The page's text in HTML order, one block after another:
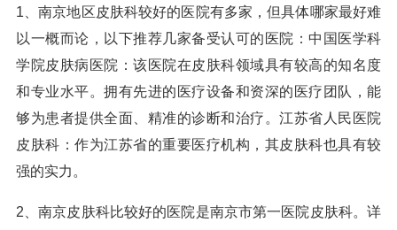
1、南京地区皮肤科较好的医院有多家，但具体哪家最好难
以一概而论，以下推荐几家备受认可的医院：中国医学科
学院皮肤病医院：该医院在皮肤科领域具有较高的知名度
和专业水平。拥有先进的医疗设备和资深的医疗团队，能
够为患者提供全面、精准的诊断和治疗。江苏省人民医院
皮肤科：作为江苏省的重要医疗机构，其皮肤科也具有较
强的实力。
2、南京皮肤科比较好的医院是南京市第一医院皮肤科。详